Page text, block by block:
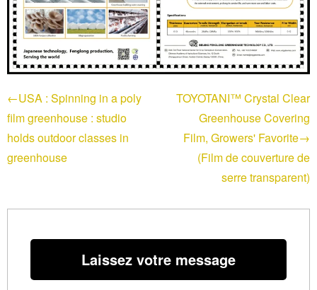
←USA : Spinning in a poly
film greenhouse : studio
holds outdoor classes in
greenhouse
TOYOTANI™ Crystal Clear
Greenhouse Covering
Film, Growers' Favorite→
(Film de couverture de
serre transparent)
Laissez votre message